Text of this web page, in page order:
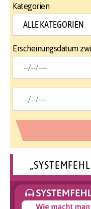
Kategorien
Erscheinungsdatum